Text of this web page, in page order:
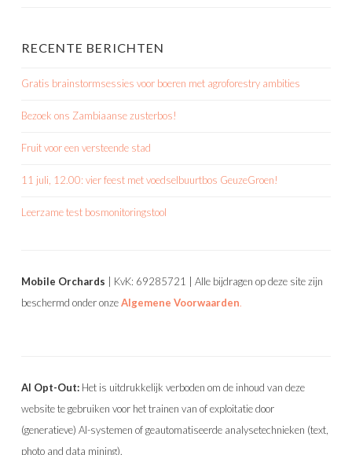
RECENTE BERICHTEN
Gratis brainstormsessies voor boeren met agroforestry ambities
Bezoek ons Zambiaanse zusterbos!
Fruit voor een versteende stad
11 juli, 12.00: vier feest met voedselbuurtbos GeuzeGroen!
Leerzame test bosmonitoringstool
Mobile Orchards | KvK: 69285721 | Alle bijdragen op deze site zijn
beschermd onder onzeAlgemene Voorwaarden.
AI Opt-Out: Het is uitdrukkelijk verboden om de inhoud van deze
website te gebruiken voor het trainen van of exploitatie door
(generatieve) AI-systemen of geautomatiseerde analysetechnieken (text,
photo and data mining).